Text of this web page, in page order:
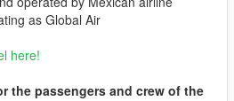
as Global Air
here!
the passengers and crew of the